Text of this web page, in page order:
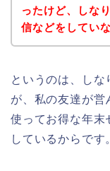
ったけど、しな
信などをしてい
というのは、しな
が、私の友達が営
使ってお得な年末
しているからです